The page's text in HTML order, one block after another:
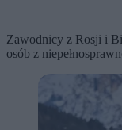
Zawodnicy z Rosji i
osób z